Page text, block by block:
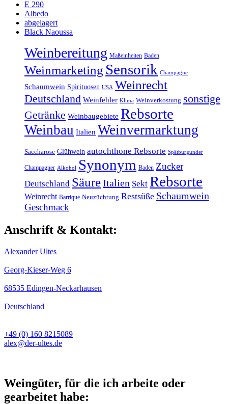
E 290
Albedo
abgelagert
Black Naoussa
Weinbereitung Maßeinheiten Baden
Weinmarketing Sensorik Champagne
Schaumwein Spirituosen USA Weinrecht
Deutschland Weinfehler Klima Weinverkostung sonstige
Getränke Weinbaugebiete Rebsorte
Weinbau Italien Weinvermarktung
Saccharose Glühwein autochthone Rebsorte Spätburgunder
Champagner Alkohol Synonym Baden Zucker
Deutschland SäureItalien Sekt Rebsorte
Weinrecht Barrique Neuzüchtung Restsüße Schaumwein
Geschmack
Anschrift & Kontakt:
Alexander Ultes
Georg-Kieser-Weg 6
68535 Edingen-Neckarhausen
Deutschland
+49 (0) 160 8215089
alex@der-ultes.de
Weingüter, für die ich arbeite oder
gearbeitet habe: